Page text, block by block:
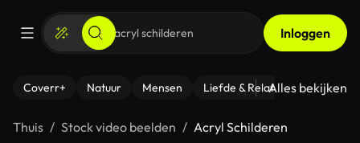
Inloggen
Coverr+ Natuur Mensen Liefde & Relaties - Fitness
Alles bekijken
Thuis Stock video beelden Acryl Schilderen